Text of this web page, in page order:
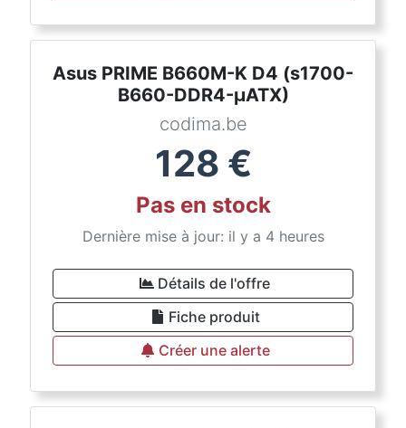
Asus PRIME B660M-K D4 (s1700-
B660-DDR4-µATX)
codima.be
128 €
Pas en stock
Dernière mise à jour: il y a 4 heures
Détails de l'offre
Fiche produit
Créer une alerte